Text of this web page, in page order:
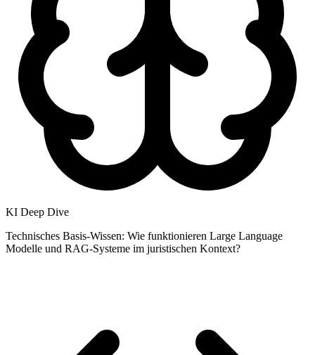
KI Deep Dive
Technisches Basis-Wissen: Wie funktionieren Large Language
Modelle und RAG-Systeme im juristischen Kontext?